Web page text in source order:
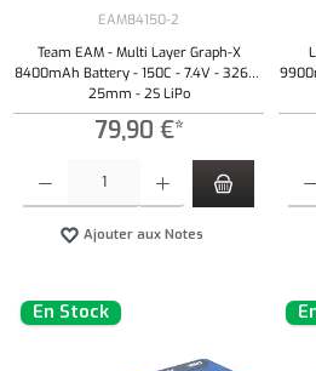
EAM84150-2
Team EAM - Multi Layer Graph-X
8400mAh Battery - 150C - 7.4V - 326g -
25mm - 2S LiPo
79,90 €*
Ajouter aux Notes
En Stock